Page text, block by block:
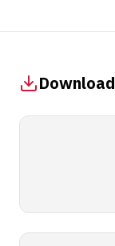
Download